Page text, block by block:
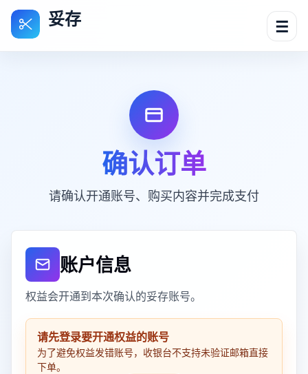
妥存 ☰
确认订单
请确认开通账号、购买内容并完成支付
账户信息
权益会开通到本次确认的妥存账号。
请先登录要开通权益的账号
为了避免权益发错账号，收银台不支持未验证邮箱直接
下单。